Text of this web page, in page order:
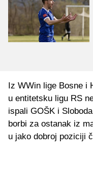
Iz WWin lige Bosne i
u entitetsku ligu RS
ispali GOŠK i
borbi za ostanak iz
u jako dobroj poziciji